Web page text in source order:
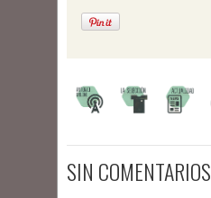
SIN COMENTARIOS